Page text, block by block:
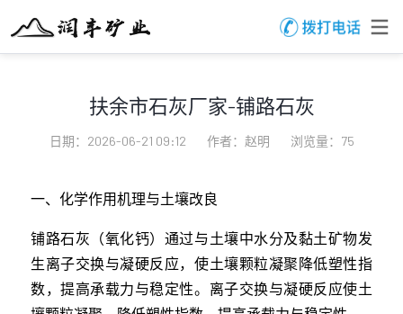
扶余市石灰厂家-铺路石灰
日期：2026-06-21 09:12 作者：赵明 浏览量：75
一、化学作用机理与土壤改良
铺路石灰（氧化钙）通过与土壤中水分及黏土矿物发
生离子交换与凝硬反应，使土壤颗粒凝聚降低塑性指
数，提高承载力与稳定性。离子交换与凝硬反应使土